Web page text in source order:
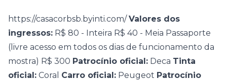
https://casacorbsb.byinti.com/ Valores dos
ingressos: R$ 80 - Inteira R$ 40 - Meia Passaporte
(livre acesso em todos os dias de funcionamento da
mostra) R$ 300 Patrocínio oficial: Deca Tinta
oficial: Coral Carro oficial: Peugeot Patrocínio